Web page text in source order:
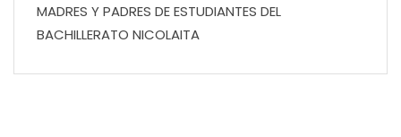
MADRES Y PADRES DE ESTUDIANTES DEL
BACHILLERATO NICOLAITA